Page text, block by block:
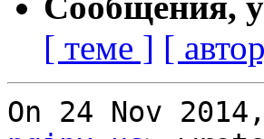
[ теме ] [
On 24 Nov